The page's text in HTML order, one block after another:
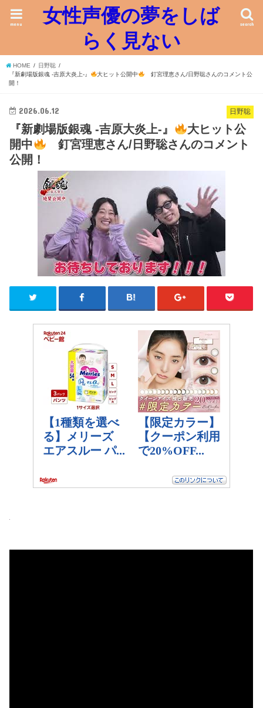
女性声優の夢をしば
らく見ない
search
menu
HOME
日野聡
『新劇場版銀魂 -吉原大炎上-』
大ヒット公開中
釘宮理恵さん/日野聡さんのコメント公
開！
日野聡
2026.06.12
『新劇場版銀魂 -吉原大炎上-』
大ヒット公
開中
釘宮理恵さん/日野聡さんのコメント
公開！